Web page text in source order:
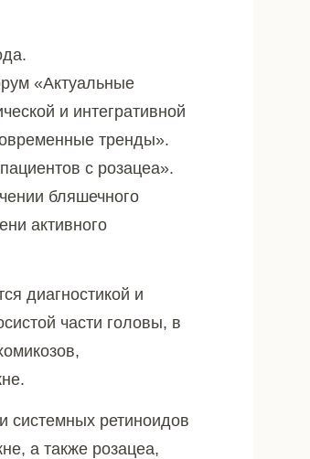
«Актуальные
и интегративной
тренды».
с розацеа».
бляшечного
активного
диагностикой и
части головы, в
системных ретиноидов
а также розацеа,